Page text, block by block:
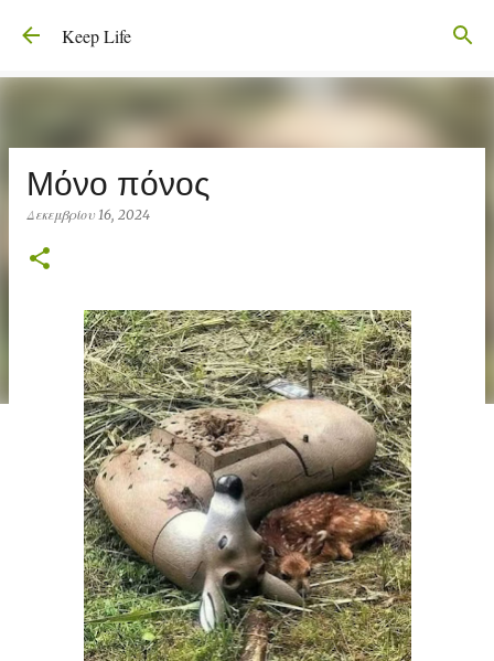
Μετάβαση στο κύριο περιεχόμενο
Keep Life
Μόνο πόνος
Δεκεμβρίου 16, 2024